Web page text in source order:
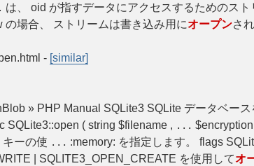
は、 oid が指すデータにアクセスするためのスト
の場合、 ストリームは書き込み用にオープンさ
- [similar]
» PHP Manual SQLite3 SQLite データベース
SQLite3::open ( string $filename , ...
ーの使 ... :memory: を指定します。 flags
| SQLITE3_OPEN_CREATE を使用してオ